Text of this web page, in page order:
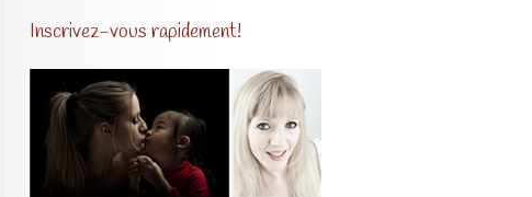
Inscrivez-vous rapidement!